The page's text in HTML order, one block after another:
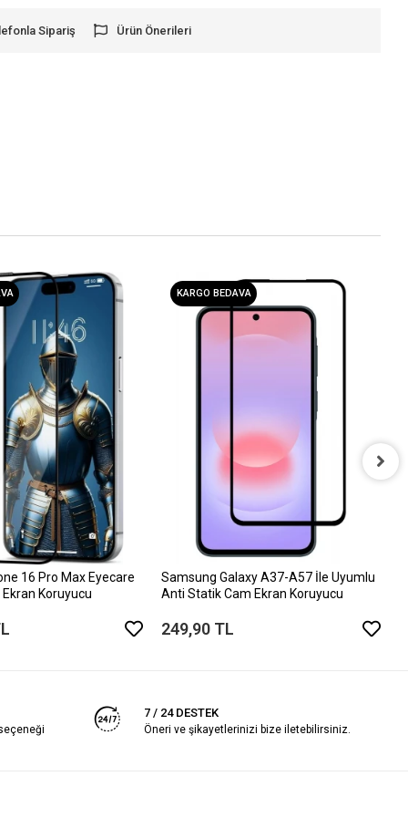
Sipariş Ürün Önerileri
16 Pro Max Eyecare
Ekran Koruyucu
KARGO BEDAVA
Samsung Galaxy A37-A57 İle Uyumlu
Anti Statik Cam Ekran Koruyucu
249,90 TL
7 / 24 DESTEK
Öneri ve şikayetlerinizi bize iletebilirsiniz.